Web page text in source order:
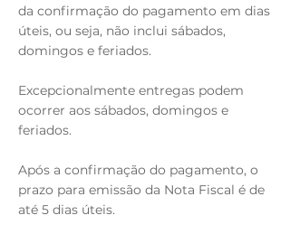
da confirmação do pagamento em dias
úteis, ou seja, não inclui sábados,
domingos e feriados.
Excepcionalmente entregas podem
ocorrer aos sábados, domingos e
feriados.
Após a confirmação do pagamento, o
prazo para emissão da Nota Fiscal é de
até 5 dias úteis.